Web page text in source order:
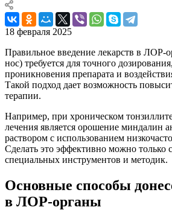
18 февраля 2025
Правильное введение лекарств в ЛОР-
нос) требуется для точного
проникновения препарата и
Такой подход дает возможность
терапии.
Например, при хроническом
лечения является орошение миндалин
раствором с использованием
Сделать это эффективно можно только
специальных инструментов и методик.
Основные способы
в ЛОР-органы